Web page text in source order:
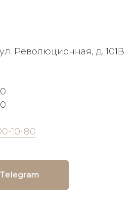
Революционная, д. 101В
10-80